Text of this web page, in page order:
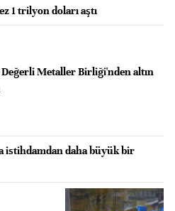
1 trilyon doları aştı
Metaller Birliği'nden altın
istihdamdan daha büyük bir